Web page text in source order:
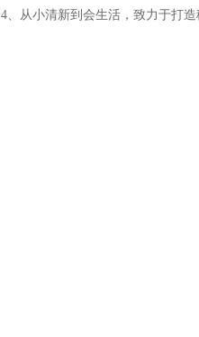
4、从小清新到会生活，致力于打